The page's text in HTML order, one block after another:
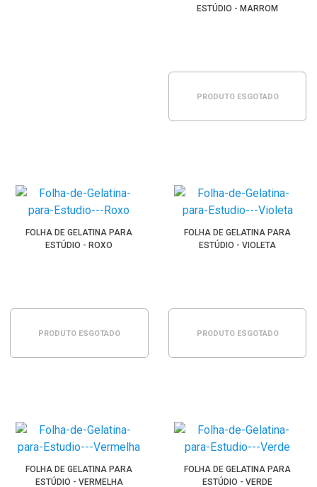
ESTÚDIO - MARROM
PRODUTO ESGOTADO
FOLHA DE GELATINA PARA
ESTÚDIO - ROXO
PRODUTO ESGOTADO
FOLHA DE GELATINA PARA
ESTÚDIO - VIOLETA
PRODUTO ESGOTADO
FOLHA DE GELATINA PARA
ESTÚDIO - VERMELHA
FOLHA DE GELATINA PARA
ESTÚDIO - VERDE